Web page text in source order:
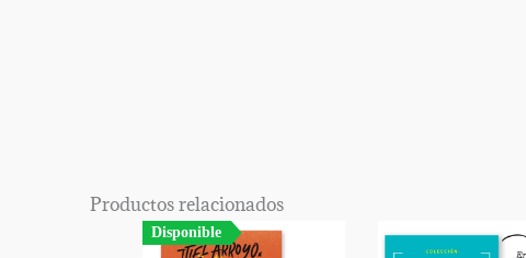
Productos relacionados
Disponible